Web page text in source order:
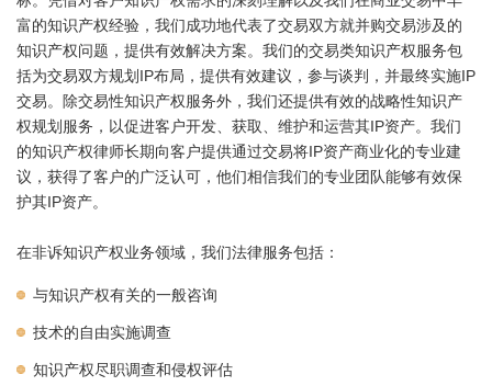
富的知识产权经验，我们成功地代表了交易双方就并购交易涉及的
知识产权问题，提供有效解决方案。我们的交易类知识产权服务包
括为交易双方规划IP布局，提供有效建议，参与谈判，并最终实施IP
交易。除交易性知识产权服务外，我们还提供有效的战略性知识产
权规划服务，以促进客户开发、获取、维护和运营其IP资产。我们
的知识产权律师长期向客户提供通过交易将IP资产商业化的专业建
议，获得了客户的广泛认可，他们相信我们的专业团队能够有效保
护其IP资产。
在非诉知识产权业务领域，我们法律服务包括：
与知识产权有关的一般咨询
技术的自由实施调查
知识产权尽职调查和侵权评估